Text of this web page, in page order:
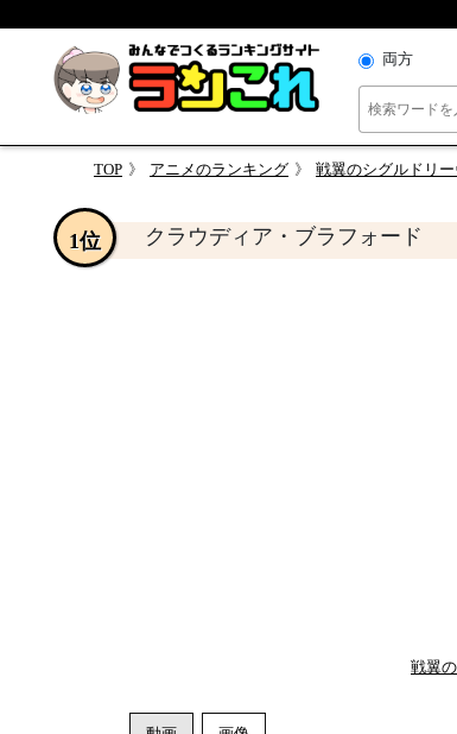
両方
TOP アニメのランキング 戦翼のシグルドリ
クラウディア・ブラフォード
1位
戦翼